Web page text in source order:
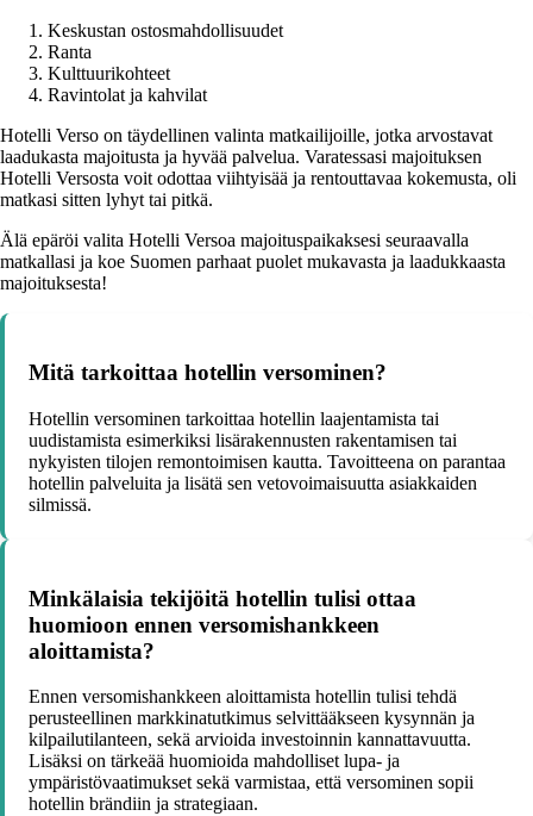
Keskustan ostosmahdollisuudet
Ranta
Kulttuurikohteet
Ravintolat ja kahvilat
Hotelli Verso on täydellinen valinta matkailijoille, jotka arvostavat
laadukasta majoitusta ja hyvää palvelua. Varatessasi majoituksen
Hotelli Versosta voit odottaa viihtyisää ja rentouttavaa kokemusta, oli
matkasi sitten lyhyt tai pitkä.
Älä epäröi valita Hotelli Versoa majoituspaikaksesi seuraavalla
matkallasi ja koe Suomen parhaat puolet mukavasta ja laadukkaasta
majoituksesta!
Mitä tarkoittaa hotellin versominen?
Hotellin versominen tarkoittaa hotellin laajentamista tai
uudistamista esimerkiksi lisärakennusten rakentamisen tai
nykyisten tilojen remontoimisen kautta. Tavoitteena on parantaa
hotellin palveluita ja lisätä sen vetovoimaisuutta asiakkaiden
silmissä.
Minkälaisia tekijöitä hotellin tulisi ottaa
huomioon ennen versomishankkeen
aloittamista?
Ennen versomishankkeen aloittamista hotellin tulisi tehdä
perusteellinen markkinatutkimus selvittääkseen kysynnän ja
kilpailutilanteen, sekä arvioida investoinnin kannattavuutta.
Lisäksi on tärkeää huomioida mahdolliset lupa- ja
ympäristövaatimukset sekä varmistaa, että versominen sopii
hotellin brändiin ja strategiaan.